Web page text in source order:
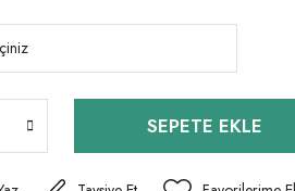
SEPETE EKLE